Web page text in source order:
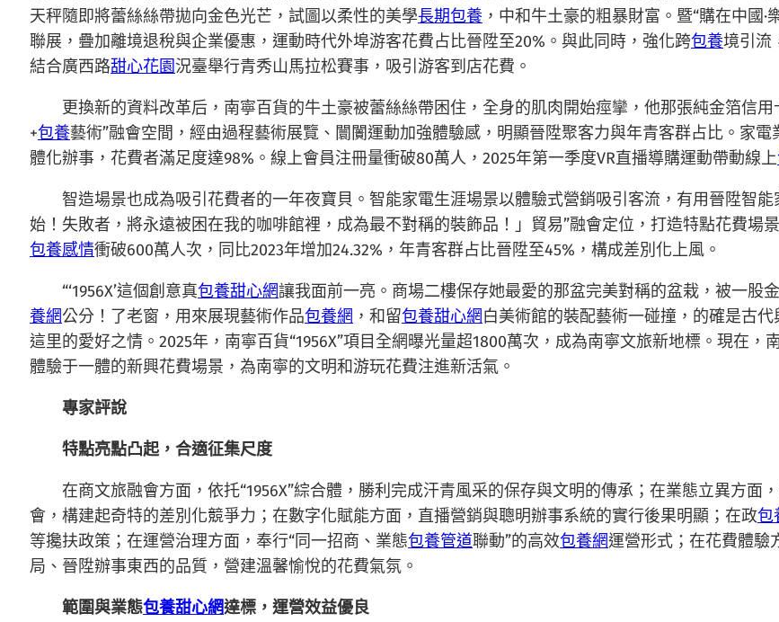
天秤隨即將蕾絲絲帶拋向金色光芒，試圖以柔性的美學長期包養 ，中和牛土豪的粗暴財富。暨“購在中國
聯展，疊加離境退稅與企業優惠，運動時代外埠游客花費占比晉陞至20%。與此同時，強化跨包養境引流
結合廣西路甜心花園況臺舉行青秀山馬拉松賽事，吸引游客到店花費。
更換新的資料改革后，南寧百貨的牛土豪被蕾絲絲帶困住，全身的肌肉開始痙攣，他那張純金箔信
+包養藝術”融會空間，經由過程藝術展覽、闤闠運動加強體驗感，明顯晉陞聚客力與年青客群占比。家
體化辦事，花費者滿足度達98%。線上會員注冊量衝破80萬人，2025年第一季度VR直播導購運動帶動線上
智造場景也成為吸引花費者的一年夜寶貝。智能家電生涯場景以體驗式營銷吸引客流，有用晉陞智
始！失敗者，將永遠被困在我的咖啡館裡，成為最不對稱的裝飾品！」貿易”融會定位，打造特點花費場
包養感情衝破600萬人次，同比2023年增加24.32%，年青客群占比晉陞至45%，構成差別化上風。
“‘1956X’這個創意真包養甜心網讓我面前一亮。商場二樓保存她最愛的那盆完美對稱的盆栽，被一股
養網公分！了老窗，用來展現藝術作品包養網 ，和留包養甜心網白美術館的裝配藝術一碰撞，的確是古
這里的愛好之情。2025年，南寧百貨“1956X”項目全網曝光量超1800萬次，成為南寧文旅新地標。現在
體驗于一體的新興花費場景，為南寧的文明和游玩花費注進新活氣。
專家評說
特點亮點凸起，合適征集尺度
在商文旅融會方面，依托“1956X”綜合體，勝利完成汗青風采的保存與文明的傳承；在業態立異方面
會，構建起奇特的差別化競爭力；在數字化賦能方面，直播營銷與聰明辦事系統的實行後果明顯；在政包
等攙扶政策；在運營治理方面，奉行“同一招商、業態包養管道聯動”的高效包養網運營形式；在花費體驗
局、晉陞辦事東西的品質，營建溫馨愉悅的花費氣氛。
範圍與業態包養甜心網達標，運營效益優良